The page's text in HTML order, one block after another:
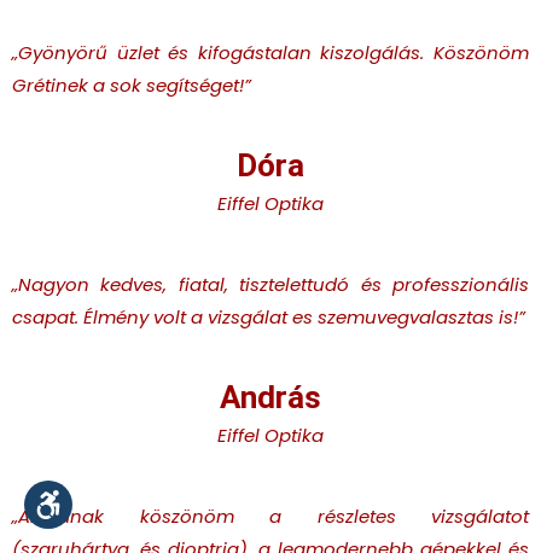
„Gyönyörű üzlet és kifogástalan kiszolgálás. Köszönöm
Grétinek a sok segítséget!”
Dóra
Eiffel Optika
„Nagyon kedves, fiatal, tisztelettudó és professzionális
csapat. Élmény volt a vizsgálat es szemuvegvalasztas is!”
András
Eiffel Optika
„Alettának köszönöm a részletes vizsgálatot